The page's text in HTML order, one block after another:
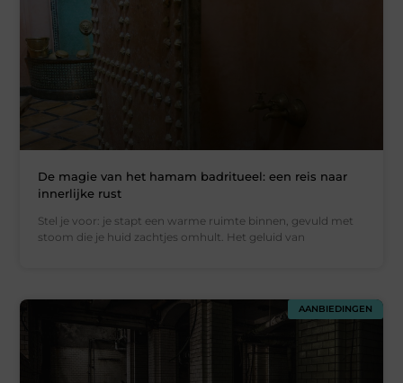
De magie van het hamam badritueel: een reis naar
innerlijke rust
Stel je voor: je stapt een warme ruimte binnen, gevuld met
stoom die je huid zachtjes omhult. Het geluid van
AANBIEDINGEN